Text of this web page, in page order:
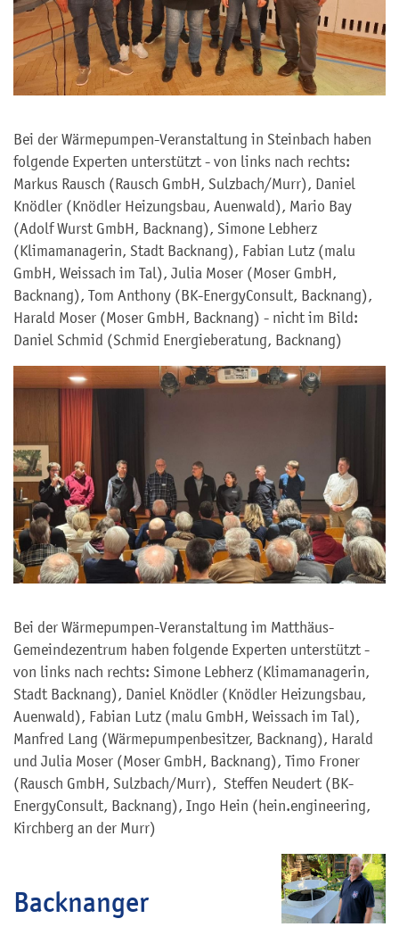
Bei der Wärmepumpen-Veranstaltung in Steinbach haben
folgende Experten unterstützt - von links nach rechts:
Markus Rausch (Rausch GmbH, Sulzbach/Murr), Daniel
Knödler (Knödler Heizungsbau, Auenwald), Mario Bay
(Adolf Wurst GmbH, Backnang), Simone Lebherz
(Klimamanagerin, Stadt Backnang), Fabian Lutz (malu
GmbH, Weissach im Tal), Julia Moser (Moser GmbH,
Backnang), Tom Anthony (BK-EnergyConsult, Backnang),
Harald Moser (Moser GmbH, Backnang) - nicht im Bild:
Daniel Schmid (Schmid Energieberatung, Backnang)
Bei der Wärmepumpen-Veranstaltung im Matthäus-
Gemeindezentrum haben folgende Experten unterstützt -
von links nach rechts: Simone Lebherz (Klimamanagerin,
Stadt Backnang), Daniel Knödler (Knödler Heizungsbau,
Auenwald), Fabian Lutz (malu GmbH, Weissach im Tal),
Manfred Lang (Wärmepumpenbesitzer, Backnang), Harald
und Julia Moser (Moser GmbH, Backnang), Timo Froner
(Rausch GmbH, Sulzbach/Murr), Steffen Neudert (BK-
EnergyConsult, Backnang), Ingo Hein (hein.engineering,
Kirchberg an der Murr)
Backnanger